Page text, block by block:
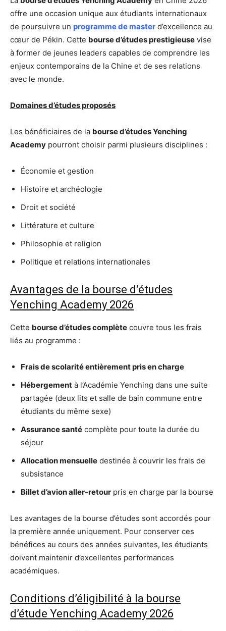
offre une occasion unique aux étudiants internationaux
de poursuivre un programme de master d’excellence au
cœur de Pékin. Cette bourse d’études prestigieuse vise
à former de jeunes leaders capables de comprendre les
enjeux contemporains de la Chine et de ses relations
avec le monde.
Domaines d’études proposés
Les bénéficiaires de la bourse d’études Yenching
Academy pourront choisir parmi plusieurs disciplines :
Économie et gestion
Histoire et archéologie
Droit et société
Littérature et culture
Philosophie et religion
Politique et relations internationales
Avantages de la bourse d’études
Yenching Academy 2026
Cette bourse d’études complète couvre tous les frais
liés au programme :
Frais de scolarité entièrement pris en charge
Hébergement à l’Académie Yenching dans une suite
partagée (deux lits et salle de bain commune entre
étudiants du même sexe)
Assurance santé complète pour toute la durée du
séjour
Allocation mensuelle destinée à couvrir les frais de
subsistance
Billet d’avion aller-retour pris en charge par la bourse
Les avantages de la bourse d’études sont accordés pour
la première année uniquement. Pour conserver ces
bénéfices au cours des années suivantes, les étudiants
doivent maintenir d’excellentes performances
académiques.
Conditions d’éligibilité à la bourse
d’étude Yenching Academy 2026